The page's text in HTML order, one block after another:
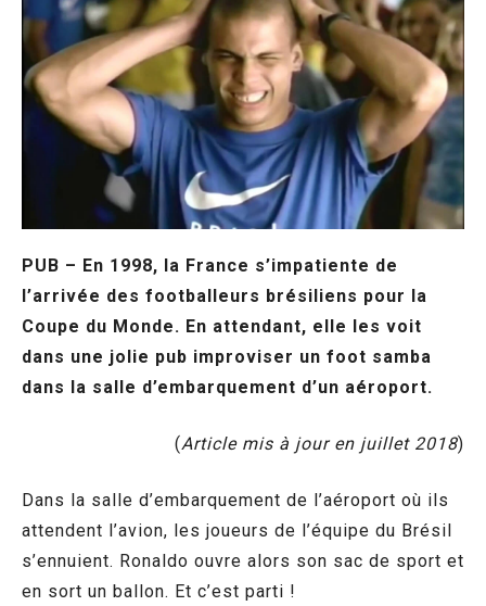
PUB – En 1998, la France s’impatiente de
l’arrivée des footballeurs brésiliens pour la
Coupe du Monde. En attendant, elle les voit
dans une jolie pub improviser un foot samba
dans la salle d’embarquement d’un aéroport.
(Article mis à jour en juillet 2018)
Dans la salle d’embarquement de l’aéroport où ils
attendent l’avion, les joueurs de l’équipe du Brésil
s’ennuient. Ronaldo ouvre alors son sac de sport et
en sort un ballon. Et c’est parti !